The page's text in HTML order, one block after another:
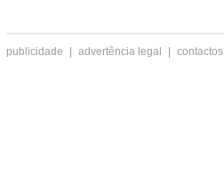
publicidade advertência legal contactos